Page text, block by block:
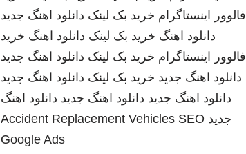
فالوور اینستاگرام خرید بک لینک دانلود اهنگ جدید
دانلود اهنگ خرید بک لینک دانلود اهنگ خرید
فالوور اینستاگرام خرید بک لینک دانلود اهنگ جدید
دانلود اهنگ جدید خرید بک لینک دانلود اهنگ جدید
دانلود اهنگ جدید دانلود اهنگ جدید دانلود اهنگ
جدید
Accident Replacement Vehicles SEO
Google Ads